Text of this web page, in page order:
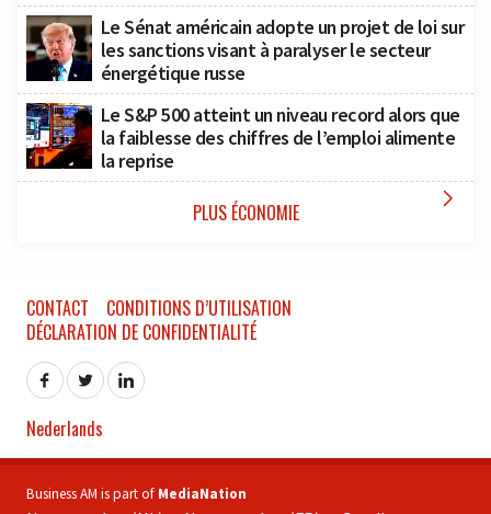
Le Sénat américain adopte un projet de loi sur
les sanctions visant à paralyser le secteur
énergétique russe
Le S&P 500 atteint un niveau record alors que
la faiblesse des chiffres de l’emploi alimente
la reprise
PLUS ÉCONOMIE 
CONTACT
CONDITIONS D’UTILISATION
DÉCLARATION DE CONFIDENTIALITÉ
Nederlands
Business AM is part of MediaNation